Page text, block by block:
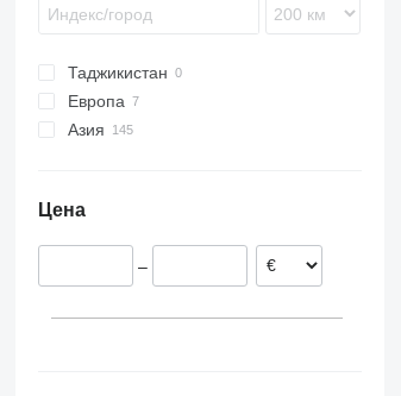
SCC1000
SCC1800
SCC2000
SCC2500
2200
5500
6100
6113
Таджикистан
Европа
Нидерланды
Азия
Цена
–